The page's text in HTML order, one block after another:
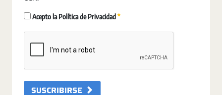
Acepto la Política de Privacidad Requerido
SUSCRIBIRSE